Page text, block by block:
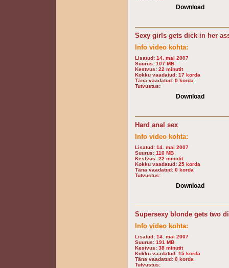
Download
Sexy girls gets dick in her
Info video kohta:
Lisatud: 14. mai 2007
Suurus: 107 MB
Kestvus: 22 minutit
Kokku vaadatud: 17 korda
Täna vaadatud: 0 korda
Tutvustus:
Download
Hard anal sex
Info video kohta:
Lisatud: 14. mai 2007
Suurus: 110 MB
Kestvus: 22 minutit
Kokku vaadatud: 25 korda
Täna vaadatud: 0 korda
Tutvustus:
Download
Supersexy blonde gets two
Info video kohta:
Lisatud: 14. mai 2007
Suurus: 191 MB
Kestvus: 38 minutit
Kokku vaadatud: 15 korda
Täna vaadatud: 0 korda
Tutvustus: